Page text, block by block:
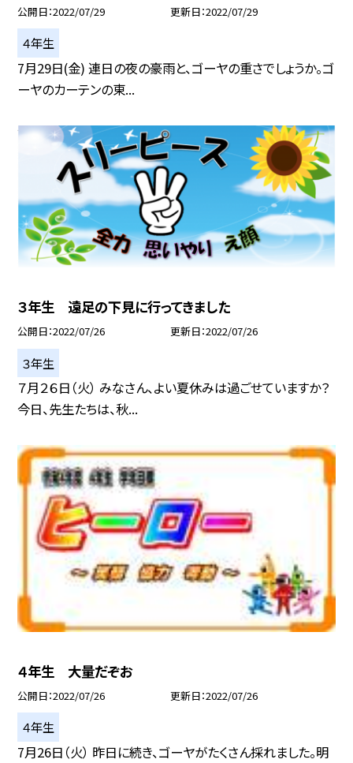
公開日 2022/07/29 更新日 2022/07/29
４年生
7月29日(金) 連日の夜の豪雨と、ゴーヤの重さでしょうか。ゴ
ーヤのカーテンの東...
３年生 遠足の下見に行ってきました
公開日 2022/07/26 更新日 2022/07/26
３年生
７月２６日（火） みなさん、よい夏休みは過ごせていますか？
今日、先生たちは、秋...
４年生 大量だぞお
公開日 2022/07/26 更新日 2022/07/26
４年生
7月26日（火） 昨日に続き、ゴーヤがたくさん採れました。明